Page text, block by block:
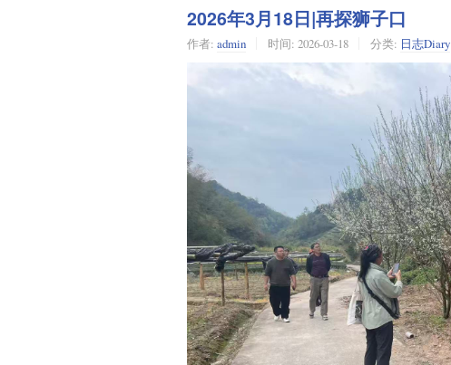
2026年3月18日|再探狮子口
作者: admin 时间: 2026-03-18 分类: 日志Diary